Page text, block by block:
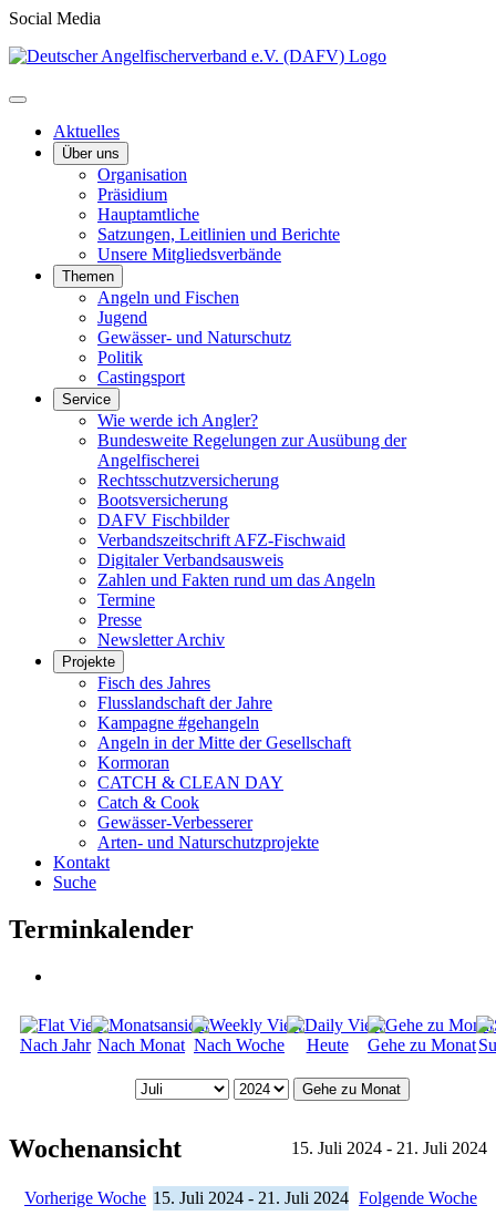
Social Media
Aktuelles
Über uns
Organisation
Präsidium
Hauptamtliche
Satzungen, Leitlinien und Berichte
Unsere Mitgliedsverbände
Themen
Angeln und Fischen
Jugend
Gewässer- und Naturschutz
Politik
Castingsport
Service
Wie werde ich Angler?
Bundesweite Regelungen zur Ausübung der
Angelfischerei
Rechtsschutzversicherung
Bootsversicherung
DAFV Fischbilder
Verbandszeitschrift AFZ-Fischwaid
Digitaler Verbandsausweis
Zahlen und Fakten rund um das Angeln
Termine
Presse
Newsletter Archiv
Projekte
Fisch des Jahres
Flusslandschaft der Jahre
Kampagne #gehangeln
Angeln in der Mitte der Gesellschaft
Kormoran
CATCH & CLEAN DAY
Catch & Cook
Gewässer-Verbesserer
Arten- und Naturschutzprojekte
Kontakt
Suche
Terminkalender
Nach Jahr Nach Monat Nach Woche Heute Gehe zu Monat
Gehe zu Monat
Wochenansicht 15. Juli 2024 - 21. Juli 2024
Vorherige Woche 15. Juli 2024 - 21. Juli 2024 Folgende Woche